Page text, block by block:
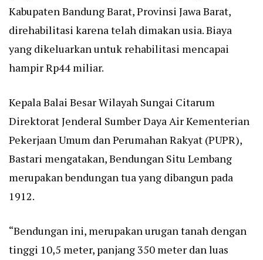
Kabupaten Bandung Barat, Provinsi Jawa Barat,
direhabilitasi karena telah dimakan usia. Biaya
yang dikeluarkan untuk rehabilitasi mencapai
hampir Rp44 miliar.
Kepala Balai Besar Wilayah Sungai Citarum
Direktorat Jenderal Sumber Daya Air Kementerian
Pekerjaan Umum dan Perumahan Rakyat (PUPR),
Bastari mengatakan, Bendungan Situ Lembang
merupakan bendungan tua yang dibangun pada
1912.
“Bendungan ini, merupakan urugan tanah dengan
tinggi 10,5 meter, panjang 350 meter dan luas